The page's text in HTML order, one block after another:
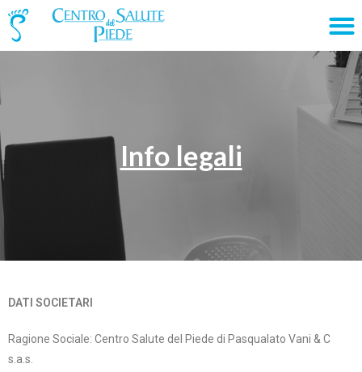
Info legali
DATI SOCIETARI
Ragione Sociale: Centro Salute del Piede di Pasqualato Vani & C
s.a.s.